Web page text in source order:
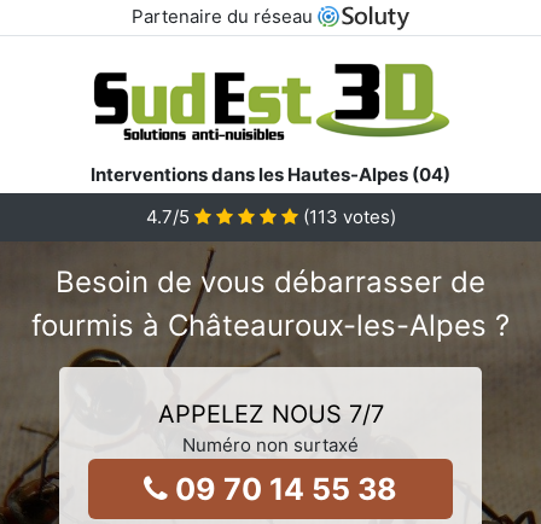
Partenaire du réseau
Interventions dans les Hautes-Alpes (04)
4.7/5 (113 votes)
Besoin de vous débarrasser de
fourmis à Châteauroux-les-Alpes ?
APPELEZ NOUS 7/7
Numéro non surtaxé
09 70 14 55 38